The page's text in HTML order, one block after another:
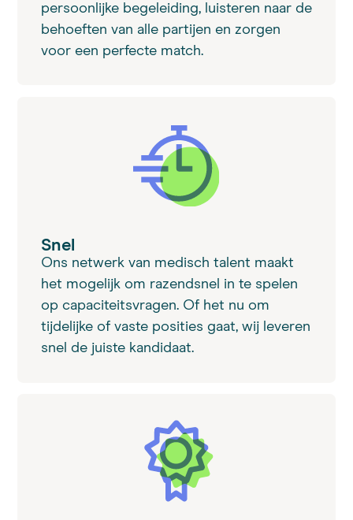
persoonlijke begeleiding, luisteren naar de
behoeften van alle partijen en zorgen
voor een perfecte match.
Snel
Ons netwerk van medisch talent maakt
het mogelijk om razendsnel in te spelen
op capaciteitsvragen. Of het nu om
tijdelijke of vaste posities gaat, wij leveren
snel de juiste kandidaat.